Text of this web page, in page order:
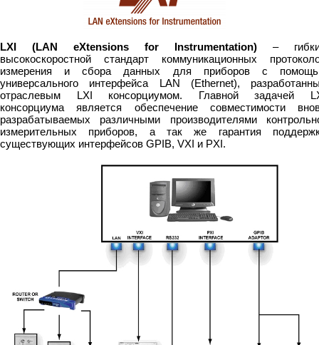
LXI (LAN eXtensions for Instrumentation) –
высокоскоростной стандарт коммуникационных
измерения и сбора данных для приборов с
универсального интерфейса LAN (Ethernet),
отраслевым LXI консорциумом. Главной задачей
консорциума является обеспечение совместимости
разрабатываемых различными производителями
измерительных приборов, а так же гарантия
существующих интерфейсов GPIB, VXI и PXI.